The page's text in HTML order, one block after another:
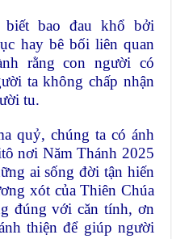
bao đau khổ bởi
hay bê bối liên quan
rằng con người có
ta không chấp nhận
tu.
quỷ, chúng ta có ánh
nơi Năm Thánh 2025
ai sống đời tận hiến
xót của Thiên Chúa
đúng với căn tính, ơn
thiện để giúp người